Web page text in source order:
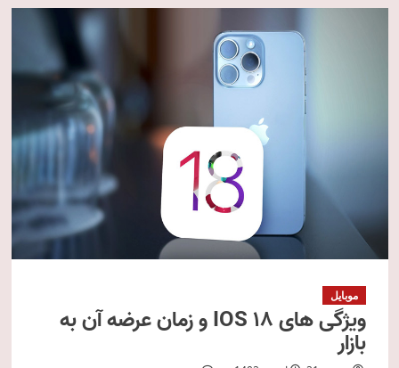
موبایل
ویژگی های IOS 18 و زمان عرضه آن به
بازار